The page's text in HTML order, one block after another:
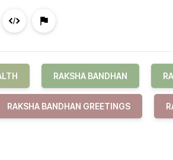
RAKSHA BANDHAN
RAKSHA BANDHAN GREETINGS